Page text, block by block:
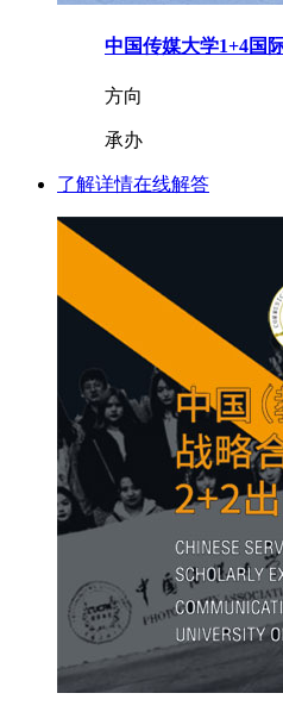
中国传媒大学1+4国
方向
承办
了解详情在线解答